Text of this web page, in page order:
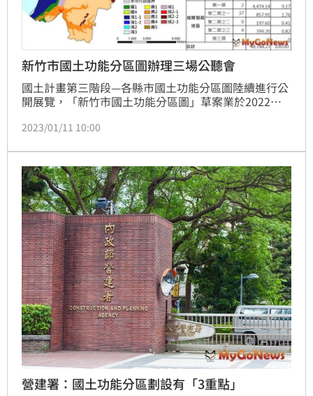
新竹市國土功能分區圖辦理三場公聽會
國土計畫第三階段—各縣市國土功能分區圖陸續進行公
開展覽，「新竹市國土功能分區圖」草案業於2022年
2023/01/11 10:00
營建署：國土功能分區劃設有「3重點」